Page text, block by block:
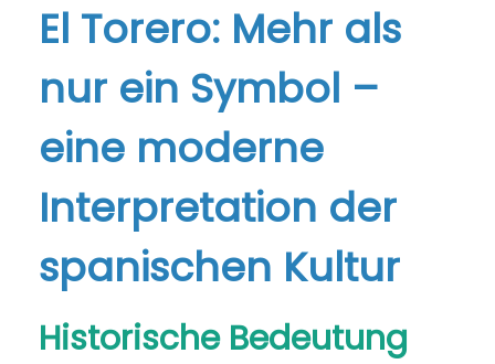
El Torero: Mehr als
nur ein Symbol –
eine moderne
Interpretation der
spanischen Kultur
Historische Bedeutung